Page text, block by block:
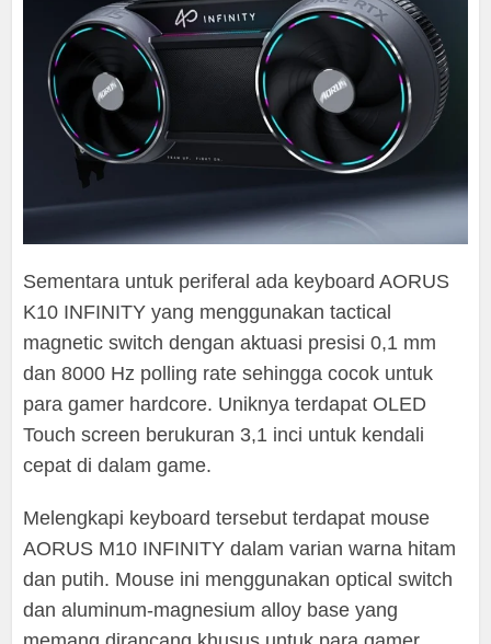
Sementara untuk periferal ada keyboard AORUS
K10 INFINITY yang menggunakan tactical
magnetic switch dengan aktuasi presisi 0,1 mm
dan 8000 Hz polling rate sehingga cocok untuk
para gamer hardcore. Uniknya terdapat OLED
Touch screen berukuran 3,1 inci untuk kendali
cepat di dalam game.
Melengkapi keyboard tersebut terdapat mouse
AORUS M10 INFINITY dalam varian warna hitam
dan putih. Mouse ini menggunakan optical switch
dan aluminum-magnesium alloy base yang